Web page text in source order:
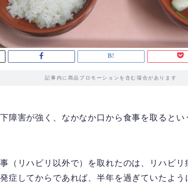
記事内に商品プロモーションを含む場合があります
障害が強く、なかなか口から食事を取るとい
（リハビリ以外で）を取れたのは、リハビ
症してからであれば、半年を過ぎていたよう